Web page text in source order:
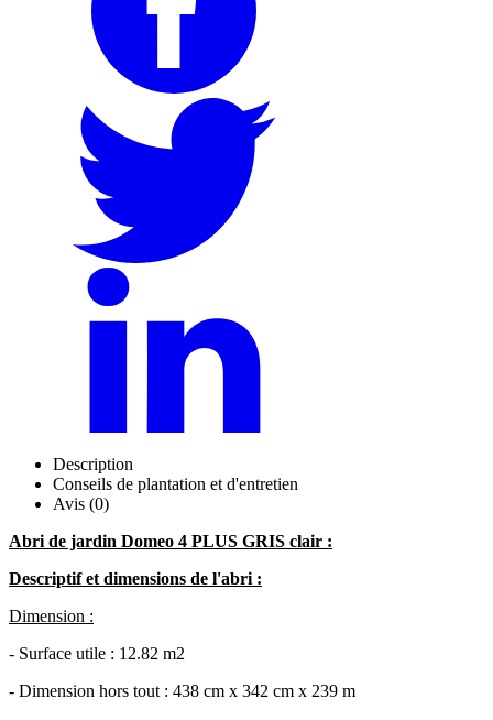
Description
Conseils de plantation et d'entretien
Avis (0)
Abri de jardin Domeo 4 PLUS GRIS clair :
Descriptif et dimensions de l'abri :
Dimension :
- Surface utile : 12.82 m2
- Dimension hors tout : 438 cm x 342 cm x 239 m